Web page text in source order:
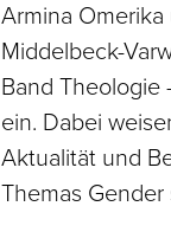
Armina
Middelbeck-
Band
ein. Dabei
Aktualität und
Themas